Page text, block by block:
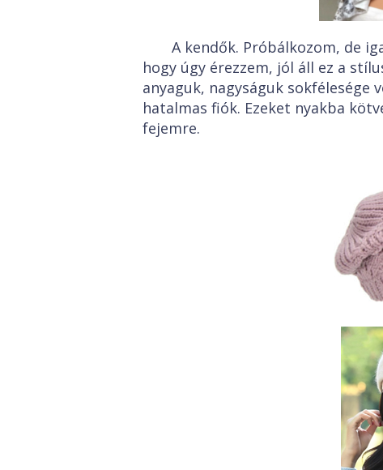
A kendők. Próbálkozom, de
hogy úgy érezzem, jól áll ez a
anyaguk, nagyságuk sokfélesége
hatalmas fiók. Ezeket nyakba
fejemre.